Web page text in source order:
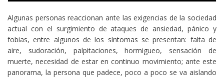
Algunas personas reaccionan ante las exigencias de la sociedad
actual con el surgimiento de ataques de ansiedad, pánico y
fobias, entre algunos de los síntomas se presentan: falta de
aire, sudoración, palpitaciones, hormigueo, sensación de
muerte, necesidad de estar en continuo movimiento; ante este
panorama, la persona que padece, poco a poco se va aislando